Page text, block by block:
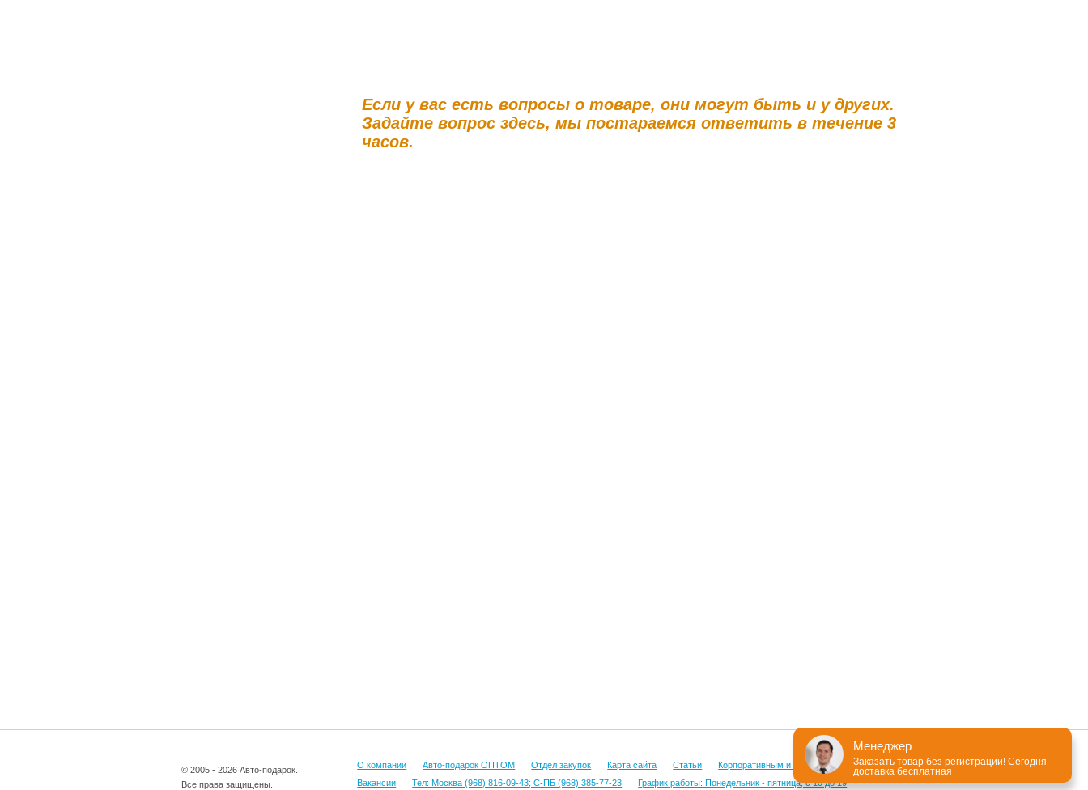
Если у вас есть вопросы о товаре, они могут быть и у других.
Задайте вопрос здесь, мы постараемся ответить в течение 3
часов.
© 2005 - 2026 Авто-подарок.
Все права защищены.
О компании Авто-подарок ОПТОМ Отдел закупок Карта сайта Статьи
Корпоративным и оптовым клиентам
Вакансии
Тел: Москва (968) 816-09-43; С-ПБ (968) 385-77-23 График работы: Понедельник - пятница, с 10 до 19
Менеджер
Заказать товар без регистрации! Сегодня
доставка бесплатная